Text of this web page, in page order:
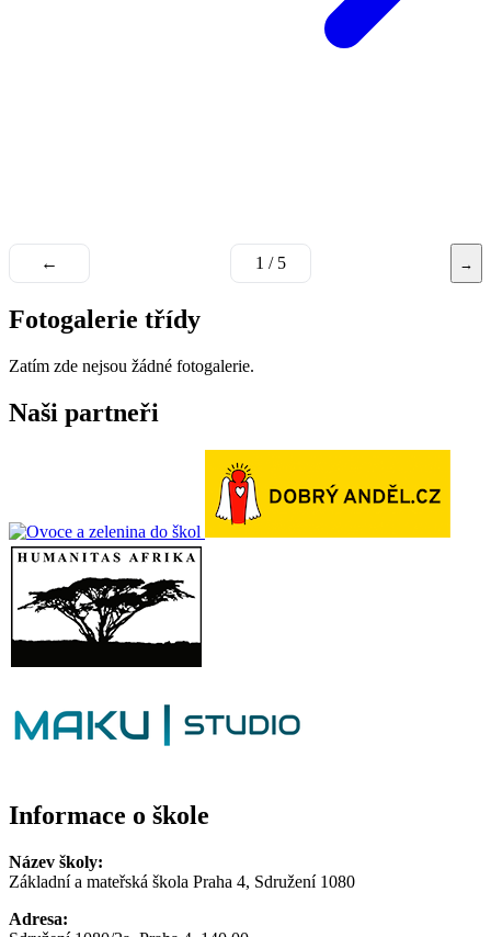
← 1 / 5 →
Fotogalerie třídy
Zatím zde nejsou žádné fotogalerie.
Naši partneři
Informace o škole
Název školy:
Základní a mateřská škola Praha 4, Sdružení 1080
Adresa: